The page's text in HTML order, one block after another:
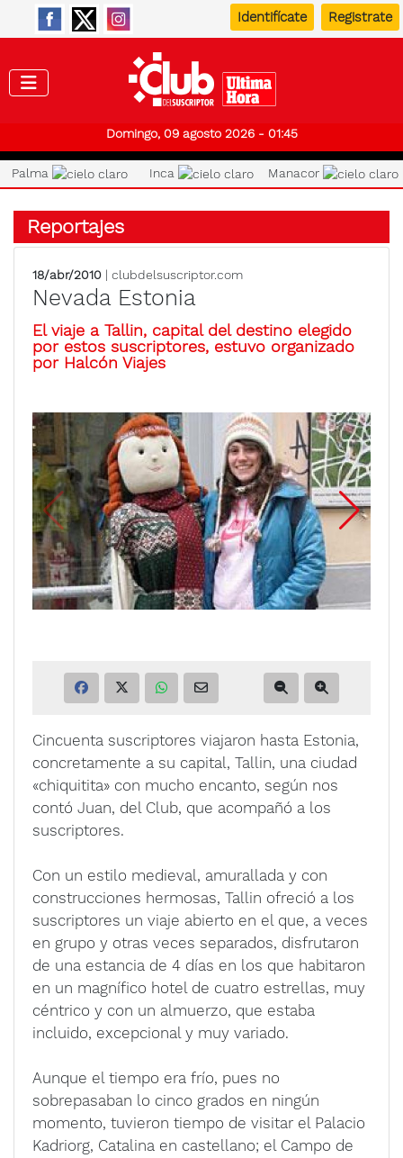
Identifícate Registrate
Domingo, 09 agosto 2026 - 01:45
Palma Inca Manacor
Reportajes
18/abr/2010 | clubdelsuscriptor.com
Nevada Estonia
El viaje a Tallin, capital del destino elegido
por estos suscriptores, estuvo organizado
por Halcón Viajes
Cincuenta suscriptores viajaron hasta Estonia,
concretamente a su capital, Tallin, una ciudad
«chiquitita» con mucho encanto, según nos
contó Juan, del Club, que acompañó a los
suscriptores.
Con un estilo medieval, amurallada y con
construcciones hermosas, Tallin ofreció a los
suscriptores un viaje abierto en el que, a veces
en grupo y otras veces separados, disfrutaron
de una estancia de 4 días en los que habitaron
en un magnífico hotel de cuatro estrellas, muy
céntrico y con un almuerzo, que estaba
incluido, excepcional y muy variado.
Aunque el tiempo era frío, pues no
sobrepasaban lo cinco grados en ningún
momento, tuvieron tiempo de visitar el Palacio
Kadriorg, Catalina en castellano; el Campo de